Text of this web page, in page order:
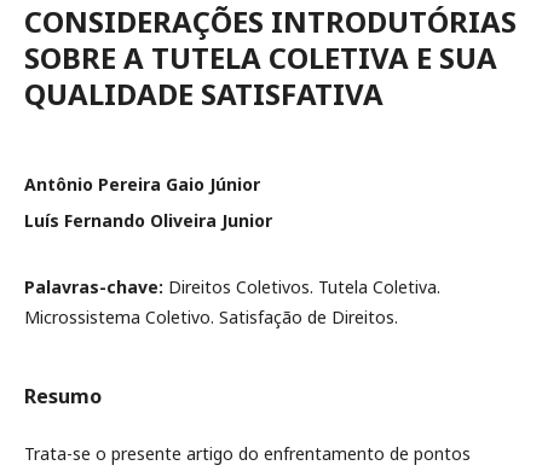
CONSIDERAÇÕES INTRODUTÓRIAS
SOBRE A TUTELA COLETIVA E SUA
QUALIDADE SATISFATIVA
Antônio Pereira Gaio Júnior
Luís Fernando Oliveira Junior
Palavras-chave: Direitos Coletivos. Tutela Coletiva.
Microssistema Coletivo. Satisfação de Direitos.
Resumo
Trata-se o presente artigo do enfrentamento de pontos